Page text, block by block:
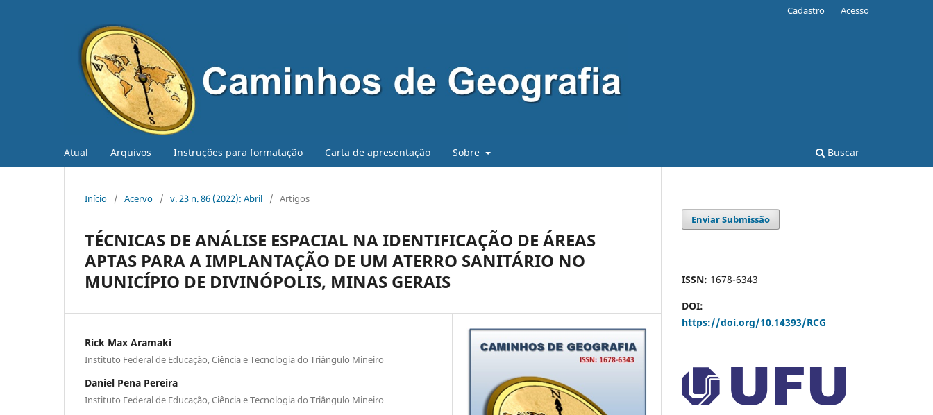
Atual Arquivos Instruções para formatação Carta de apresentação Sobre Buscar
Cadastro Acesso
Início / Acervo / v. 23 n. 86 (2022): Abril / Artigos
TÉCNICAS DE ANÁLISE ESPACIAL NA IDENTIFICAÇÃO DE ÁREAS
APTAS PARA A IMPLANTAÇÃO DE UM ATERRO SANITÁRIO NO
MUNICÍPIO DE DIVINÓPOLIS, MINAS GERAIS
Rick Max Aramaki
Instituto Federal de Educação, Ciência e Tecnologia do Triângulo Mineiro
Daniel Pena Pereira
Instituto Federal de Educação, Ciência e Tecnologia do Triângulo Mineiro
Enviar Submissão
ISSN: 1678-6343
DOI:
https://doi.org/10.14393/RCG